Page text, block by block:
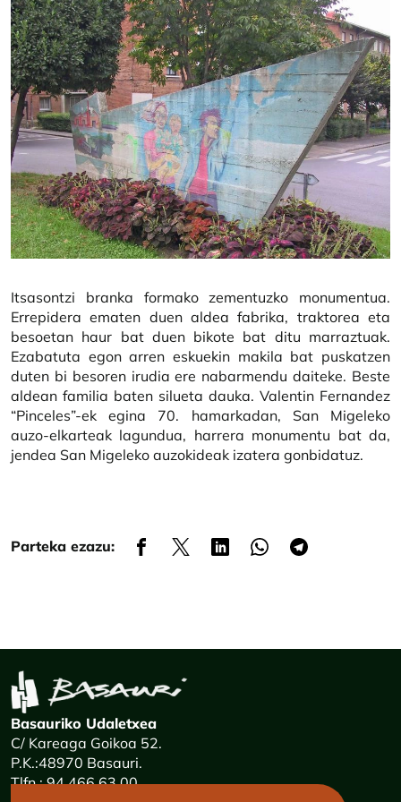
Itsasontzi branka formako zementuzko monumentua.
Errepidera ematen duen aldea fabrika, traktorea eta
besoetan haur bat duen bikote bat ditu marraztuak.
Ezabatuta egon arren eskuekin makila bat puskatzen
duten bi besoren irudia ere nabarmendu daiteke. Beste
aldean familia baten silueta dauka. Valentin Fernandez
“Pinceles”-ek egina 70. hamarkadan, San Migeleko
auzo-elkarteak lagundua, harrera monumentu bat da,
jendea San Migeleko auzokideak izatera gonbidatuz.
Parteka ezazu:
Basauriko Udaletxea
C/ Kareaga Goikoa 52.
P.K.:48970 Basauri.
Tlfn.: 94 466 63 00